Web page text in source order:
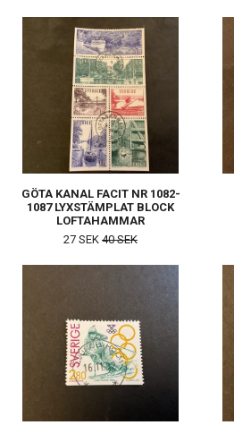
GÖTA KANAL FACIT NR 1082-
1087 LYXSTÄMPLAT BLOCK
LOFTAHAMMAR
27 SEK 40 SEK